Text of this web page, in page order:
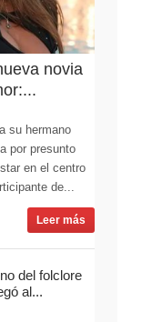
novia
su hermano
por presunto
en el centro
de...
Leer más
del folclore
al...